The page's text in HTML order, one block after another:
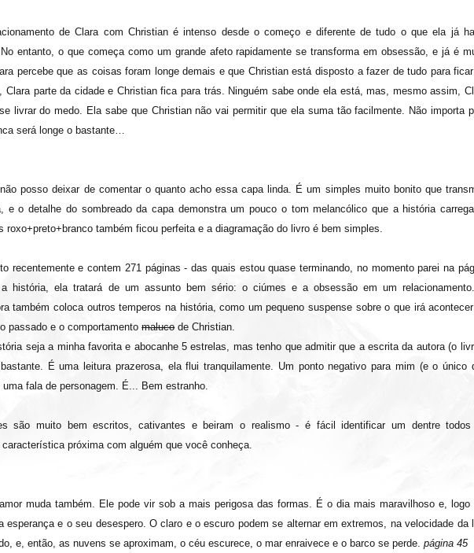
de Clara com Christian é intenso desde o começo e diferente de tudo o que ela já
entanto, o que começa como um grande afeto rapidamente se transforma em obsessão, e já é
percebe que as coisas foram longe demais e que Christian está disposto a fazer de tudo para
Clara parte da cidade e Christian fica para trás. Ninguém sabe onde ela está, mas, mesmo assim,
livrar do medo. Ela sabe que Christian não vai permitir que ela suma tão facilmente. Não importa
será longe o bastante…
posso deixar de comentar o quanto acho essa capa linda. É um simples muito bonito que
e o detalhe do sombreado da capa demonstra um pouco o tom melancólico que a história
roxo+preto+branco também ficou perfeita e a diagramação do livro é bem simples.
recentemente e contem 271 páginas - das quais estou quase terminando, no momento parei na
história, ela tratará de um assunto bem sério: o ciúmes e a obsessão em um
também coloca outros temperos na história, como um pequeno suspense sobre o que irá
passado e o comportamentomalucode Christian.
seja a minha favorita e abocanhe 5 estrelas, mas tenho que admitir que a escrita da autora (o
É uma leitura prazerosa, ela flui tranquilamente. Um ponto negativo para mim (e o único
fala de personagem. É... Bem estranho.
são muito bem escritos, cativantes e beiram o realismo - é fácil identificar um dentre
próxima com alguém que você conheça.
muda também. Ele pode vir sob a mais perigosa das formas. É o dia mais maravilhoso e, logo
e o seu desespero. O claro e o escuro podem se alternar em extremos, na velocidade da
e, então, as nuvens se aproximam, o céu escurece, o mar enraivece e o barco se perde.página 45